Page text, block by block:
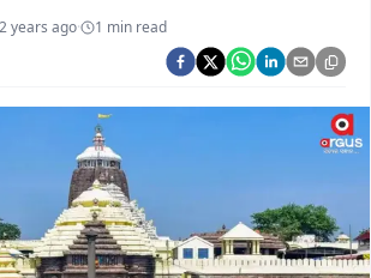
Argus Chalo Dekhein Apna Desh
2 years ago· 1 min read